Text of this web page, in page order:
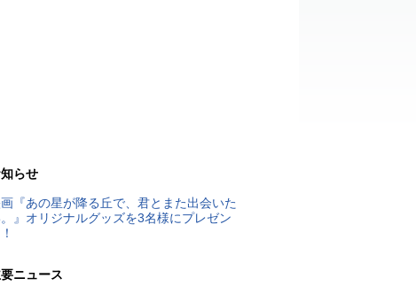
らせ
『あの星が降る丘で、君とまた出会いた
』オリジナルグッズを3名様にプレゼン
ニュース